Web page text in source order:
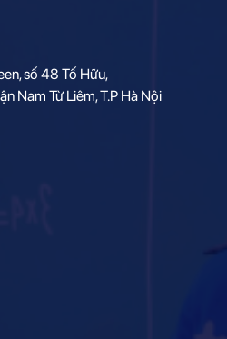
số 48 Tố Hữu,
Nam Từ Liêm, T.P Hà Nội